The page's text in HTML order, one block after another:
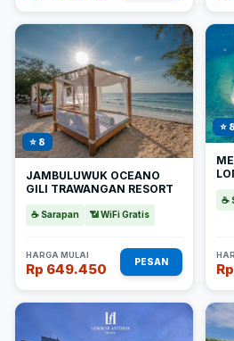
⭐ 8
JAMBULUWUK OCEANO
GILI TRAWANGAN RESORT
☕ Sarapan 📶 WiFi Gratis
HARGA MULAI
Rp 649.450 PESAN
⭐
☕